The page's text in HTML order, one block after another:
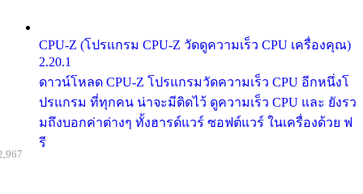
CPU-Z (โปรแกรม CPU-Z วัดดูความเร็ว CPU เครื่องคุณ)
2.20.1
ดาวน์โหลด CPU-Z โปรแกรมวัดความเร็ว CPU อีกหนึ่งโ
ปรแกรม ที่ทุกคน น่าจะมีติดไว้ ดูความเร็ว CPU และ ยังรว
มถึงบอกค่าต่างๆ ทั้งฮารด์แวร์ ซอฟต์แวร์ ในเครื่องด้วย ฟ
รี